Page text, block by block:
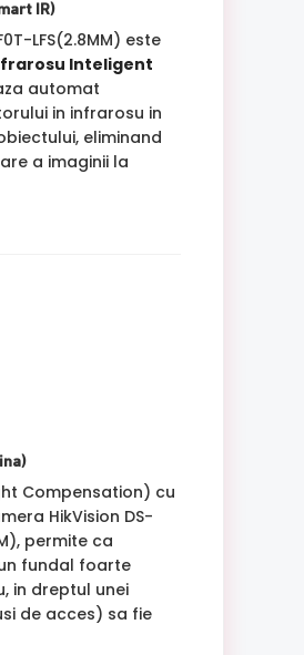
IR)
LFS(2.8MM) este
Inteligent
automat
in infrarosu in
eliminand
a imaginii la
Compensation) cu
HikVision DS-
permite ca
fundal foarte
in dreptul unei
de acces) sa fie